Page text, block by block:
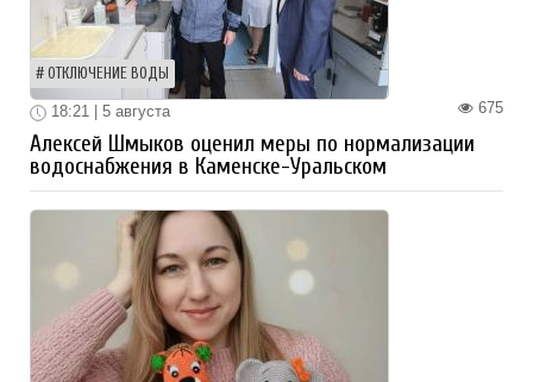
ОТКЛЮЧЕНИЕ ВОДЫ
675
18:21 | 5 августа
Алексей Шмыков оценил меры по нормализации
водоснабжения в Каменске-Уральском